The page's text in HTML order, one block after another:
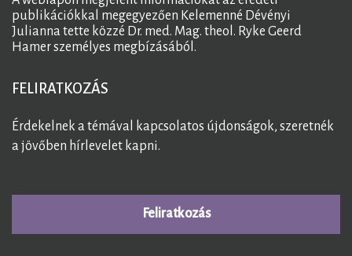
publikációkkal megegyezően Kelemenné Dévényi
Julianna tette közzé Dr. med. Mag. theol. Ryke Geerd
Hamer személyes megbízásából.
FELIRATKOZÁS
Érdekelnek a témával kapcsolatos újdonságok, szeretnék
a jövőben hírlevelet kapni.
Feliratkozás